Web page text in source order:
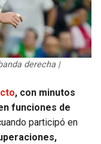
derecha |
, con minutos
funciones de
participó en